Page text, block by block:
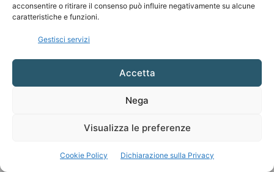
acconsentire o ritirare il consenso può influire negativamente su alcune
caratteristiche e funzioni.
Gestisci servizi
Accetta
Nega
Visualizza le preferenze
Cookie Policy Dichiarazione sulla Privacy